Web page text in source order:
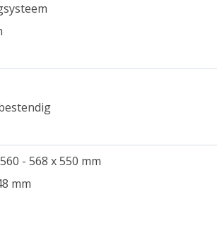
- 568 x 550 mm
mm